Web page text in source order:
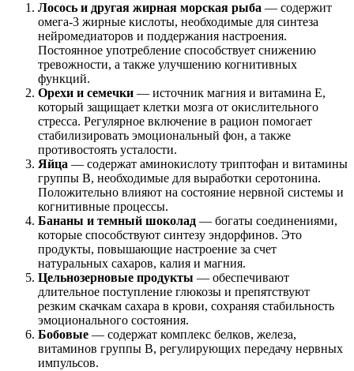
Лосось и другая жирная морская рыба — содержит
омега-3 жирные кислоты, необходимые для синтеза
нейромедиаторов и поддержания настроения.
Постоянное употребление способствует снижению
тревожности, а также улучшению когнитивных
функций.
Орехи и семечки — источник магния и витамина Е,
который защищает клетки мозга от окислительного
стресса. Регулярное включение в рацион помогает
стабилизировать эмоциональный фон, а также
противостоять усталости.
Яйца — содержат аминокислоту триптофан и витамины
группы В, необходимые для выработки серотонина.
Положительно влияют на состояние нервной системы и
когнитивные процессы.
Бананы и темный шоколад — богаты соединениями,
которые способствуют синтезу эндорфинов. Это
продукты, повышающие настроение за счет
натуральных сахаров, калия и магния.
Цельнозерновые продукты — обеспечивают
длительное поступление глюкозы и препятствуют
резким скачкам сахара в крови, сохраняя стабильность
эмоционального состояния.
Бобовые — содержат комплекс белков, железа,
витаминов группы В, регулирующих передачу нервных
импульсов.